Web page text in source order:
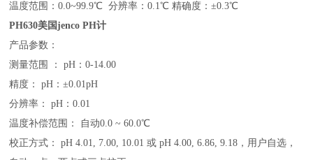
温度范围：0.0~99.9℃ 分辨率：0.1℃ 精确度：±0.3℃
PH630美国jenco PH计
产品参数：
测量范围 ： pH：0-14.00
精度： pH：±0.01pH
分辨率： pH：0.01
温度补偿范围： 自动0.0 ~ 60.0℃
校正方式： pH 4.01, 7.00, 10.01 或 pH 4.00, 6.86, 9.18，用户自选，